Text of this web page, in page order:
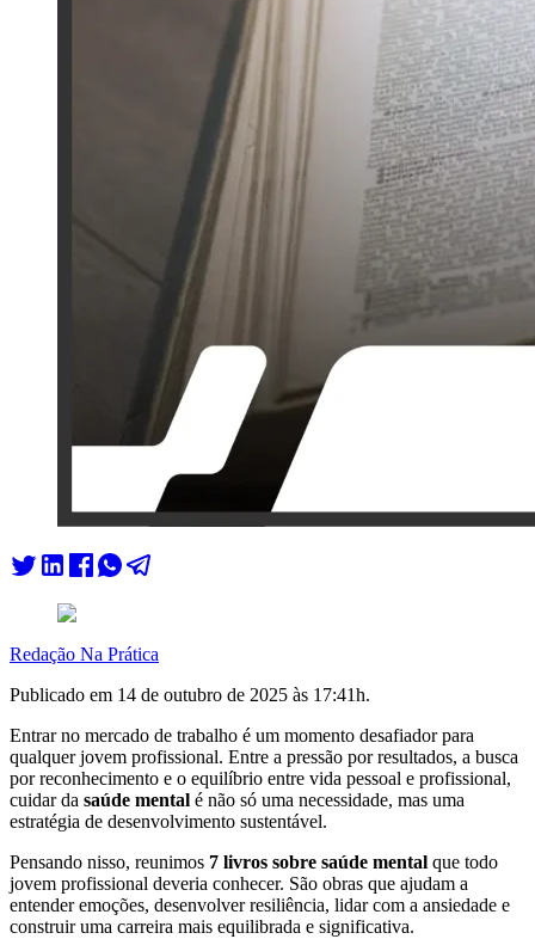
Redação Na Prática
Publicado em 14 de outubro de 2025 às 17:41h.
Entrar no mercado de trabalho é um momento desafiador para
qualquer jovem profissional. Entre a pressão por resultados, a busca
por reconhecimento e o equilíbrio entre vida pessoal e profissional,
cuidar da saúde mental é não só uma necessidade, mas uma
estratégia de desenvolvimento sustentável.
Pensando nisso, reunimos 7 livros sobre saúde mental que todo
jovem profissional deveria conhecer. São obras que ajudam a
entender emoções, desenvolver resiliência, lidar com a ansiedade e
construir uma carreira mais equilibrada e significativa.